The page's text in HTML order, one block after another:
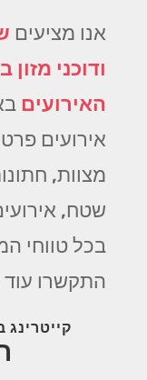
אנו מציעים
ודוכני
האירועים
אירועים
מצוות,
שטח,
התקשרו עוד